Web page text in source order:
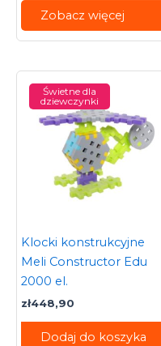
Zobacz więcej
Świetne dla
dziewczynki
Klocki konstrukcyjne
Meli Constructor Edu
2000 el.
zł448,90
Dodaj do koszyka